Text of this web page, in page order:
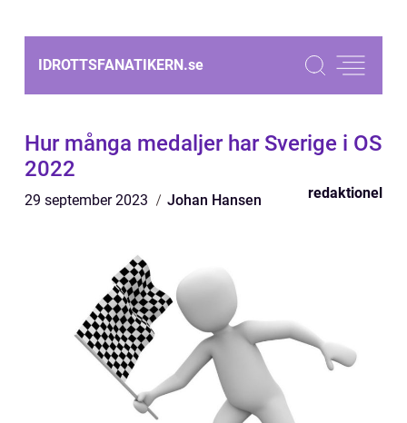
IDROTTSFANATIKERN.se
Hur många medaljer har Sverige i OS
2022
29 september 2023 Johan Hansen redaktionel